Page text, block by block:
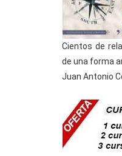
Cientos de
de una forma
Juan Antonio